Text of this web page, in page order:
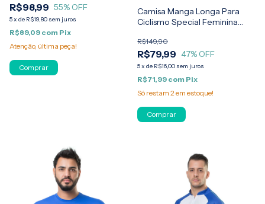
R$98,99 55% OFF
5x de R$19,80 sem juros
R$89,09 com Pix
Atenção, última peça!
Comprar
Camisa Manga Longa Para
Ciclismo Special Feminina
R$79,99
R$149,90
47% OFF
5x de R$16,00 sem juros
R$71,99 com Pix
Só restam 2em estoque!
Comprar